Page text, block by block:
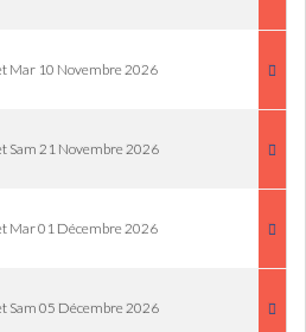
Mar 10 Novembre 2026
Sam 21 Novembre 2026
Mar 01 Décembre 2026
Sam 05 Décembre 2026